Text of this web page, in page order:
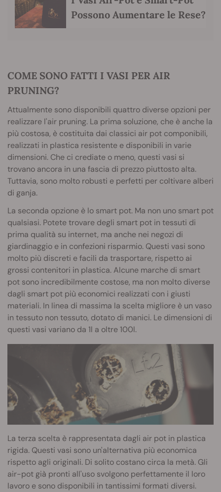
Possono Aumentare le Rese?
COME SONO FATTI I VASI PER AIR
PRUNING?
Attualmente sono disponibili quattro diverse opzioni per
realizzare l'air pruning. La prima soluzione, che è anche la
più costosa, è costituita dai classici air pot componibili,
realizzati in plastica resistente e disponibili in varie
dimensioni. Che ci crediate o meno, questi vasi si
trovano ancora in una fascia di prezzo piuttosto alta.
Tuttavia, sono molto robusti e perfetti per coltivare alberi
di ganja.
La seconda opzione è lo smart pot. Ma non uno smart pot
qualsiasi. Potete trovare degli smart pot in tessuti di
prima qualità su internet, ma anche nei negozi di
giardinaggio e in confezioni risparmio. Questi vasi sono
molto più discreti e facili da trasportare, rispetto ai
grossi contenitori in plastica. Alcune marche di smart
pot sono incredibilmente costose, ma non molto diverse
dagli smart pot più economici realizzati con i giusti
materiali. In linea di massima la scelta migliore è un vaso
in tessuto non tessuto, dotato di manici. Le dimensioni di
questi vasi variano da 1l a oltre 100l.
La terza scelta è rappresentata dagli air pot in plastica
rigida. Questi vasi sono un'alternativa più economica
rispetto agli originali. Di solito costano circa la metà. Gli
air-pot già pronti all'uso svolgono perfettamente il loro
lavoro e sono disponibili in tantissimi formati diversi.